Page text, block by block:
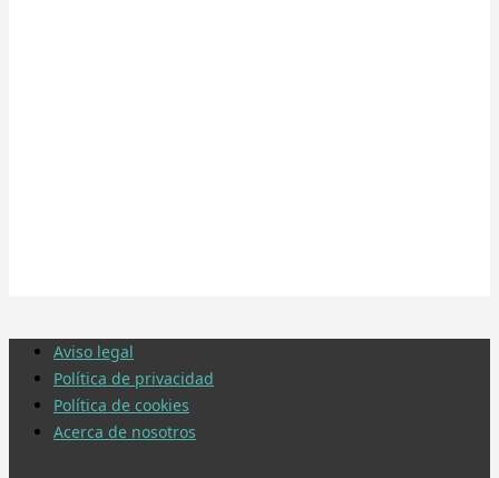
Aviso legal
Política de privacidad
Política de cookies
Acerca de nosotros